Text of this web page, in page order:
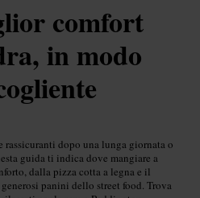
comfort
in modo
dopo una lunga giornata o
guida ti indica dove mangiare a
dalla pizza cotta a legna e il
panini dello street food. Trova